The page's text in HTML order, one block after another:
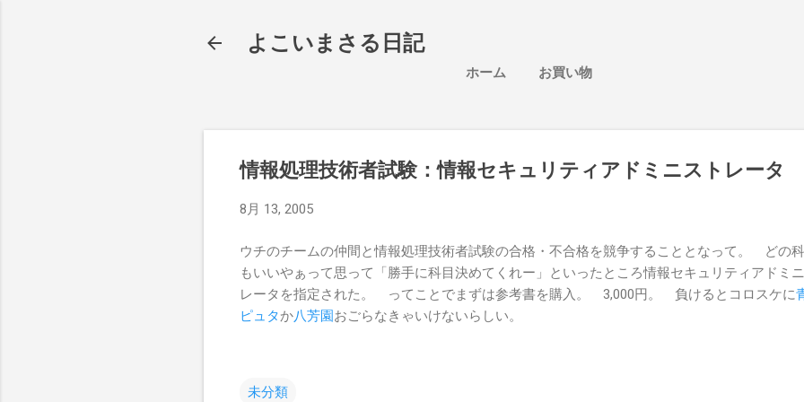
よこいまさる日記
ホーム お買い物
情報処理技術者試験：情報セキュリティアドミニストレータ
8月 13, 2005
ウチのチームの仲間と情報処理技術者試験の合格・不合格を競争することとなって。 どの
もいいやぁって思って「勝手に科目決めてくれー」といったところ情報セキュリティアドミ
レータを指定された。 ってことでまずは参考書を購入。 3,000円。 負けるとコロスケに
ピュタか八芳園おごらなきゃいけないらしい。
未分類